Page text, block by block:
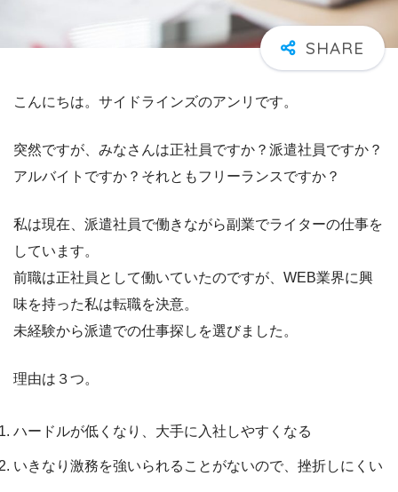
こんにちは。サイドラインズのアンリです。
突然ですが、みなさんは正社員ですか？派遣社員ですか？
アルバイトですか？それともフリーランスですか？
私は現在、派遣社員で働きながら副業でライターの仕事を
しています。
前職は正社員として働いていたのですが、WEB業界に興
味を持った私は転職を決意。
未経験から派遣での仕事探しを選びました。
理由は３つ。
ハードルが低くなり、大手に入社しやすくなる
いきなり激務を強いられることがないので、挫折しにくい